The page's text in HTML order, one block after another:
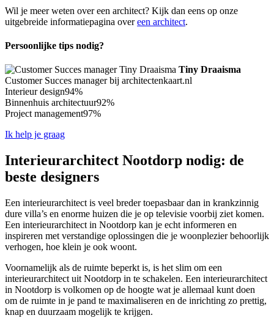
Wil je meer weten over een architect? Kijk dan eens op onze
uitgebreide informatiepagina overeen architect.
Persoonlijke tips nodig?
Tiny Draaisma
Customer Succes manager bij architectenkaart.nl
Interieur design94%
Binnenhuis architectuur92%
Project management97%
Ik help je graag
Interieurarchitect Nootdorp nodig: de
beste designers
Een interieurarchitect is veel breder toepasbaar dan in krankzinnig
dure villa’s en enorme huizen die je op televisie voorbij ziet komen.
Een interieurarchitect in Nootdorp kan je echt informeren en
inspireren met verstandige oplossingen die je woonplezier behoorlijk
verhogen, hoe klein je ook woont.
Voornamelijk als de ruimte beperkt is, is het slim om een
interieurarchitect uit Nootdorp in te schakelen. Een interieurarchitect
in Nootdorp is volkomen op de hoogte wat je allemaal kunt doen
om de ruimte in je pand te maximaliseren en de inrichting zo prettig,
knap en duurzaam mogelijk te krijgen.